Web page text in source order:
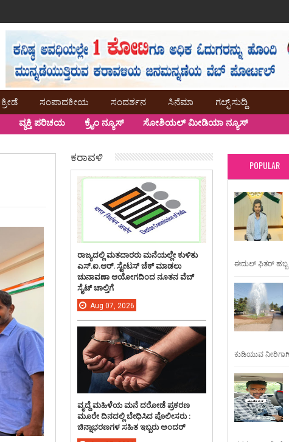
ಕ್ರೀಡೆ ಸಂಪಾದಕೀಯ ಸಂದರ್ಶನ ಸಿನೆಮಾ ಗಲ್ಫ್ ಸುದ್ದಿ
ವ್ಯಕ್ತಿ ಪರಿಚಯ ಕ್ರೈಂ ನ್ಯೂಸ್ ಸೋಶಿಯಲ್ ಮೀಡಿಯಾ ನ್ಯೂಸ್
POPULAR
ಈದುಲ್ ಫಿತರ್
ಕುಡಿಯುವ
ಕರಾವಳಿ
ರಾಜ್ಯದಲ್ಲಿ ಮತದಾರರು ಮನೆಯಲ್ಲೇ ಕುಳಿತು
ಎಸ್.ಐ.ಆರ್. ಸ್ಟೇಟಸ್ ಚೆಕ್ ಮಾಡಲು
ಚುನಾವಣಾ ಆಯೋಗದಿಂದ ನೂತನ ವೆಬ್
ಸೈಟ್ ಚಾಲ್ತಿಗೆ
Aug 07, 2026
ವೃದ್ದೆ ಮಹಿಳೆಯ ಮನೆ ದರೋಡೆ ಪ್ರಕರಣ
ಮೂರೇ ದಿನದಲ್ಲಿ ಬೇಧಿಸಿದ ಪೊಲೀಸರು :
ಚಿನ್ನಾಭರಣಗಳ ಸಹಿತ ಇಬ್ಬರು ಅಂದರ್